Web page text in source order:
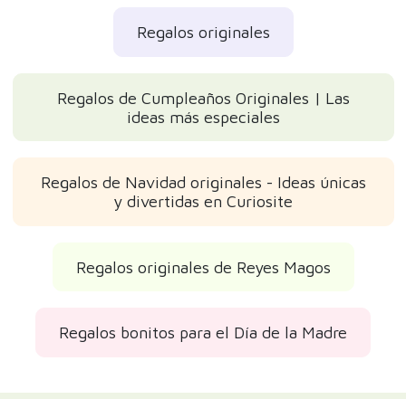
Regalos originales
Regalos de Cumpleaños Originales | Las
ideas más especiales
Regalos de Navidad originales - Ideas únicas
y divertidas en Curiosite
Regalos originales de Reyes Magos
Regalos bonitos para el Día de la Madre